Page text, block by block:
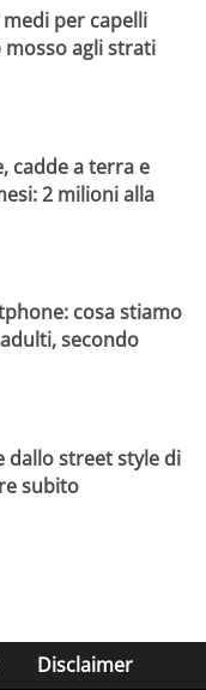
per capelli
agli strati
cadde a terra e
2 milioni alla
cosa stiamo
secondo
dallo street style di
subito
Disclaimer